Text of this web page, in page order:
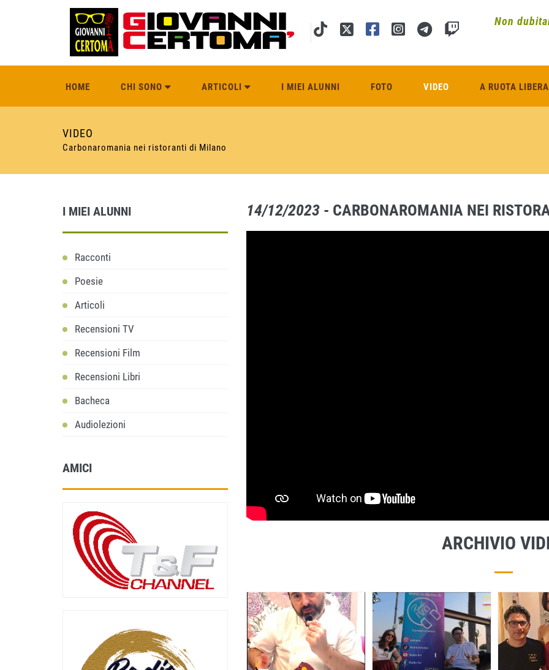
Non
HOME CHI SONO ARTICOLI I MIEI ALUNNI FOTO VIDEO A RUOTA LIBERA
VIDEO
Carbonaromania nei ristoranti di Milano
I MIEI ALUNNI
Racconti
Poesie
Articoli
Recensioni TV
Recensioni Film
Recensioni Libri
Bacheca
Audiolezioni
AMICI
14/12/2023 - CARBONAROMANIA NEI
ARCHIVIO